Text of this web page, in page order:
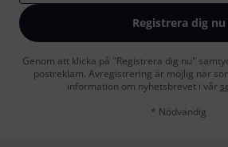
Registrera dig nu
Genom att klicka på "Registrera dig nu"
postreklam. Avregistrering är möjlig när
information om nyhetsbrevet i vår
* Nödvändig